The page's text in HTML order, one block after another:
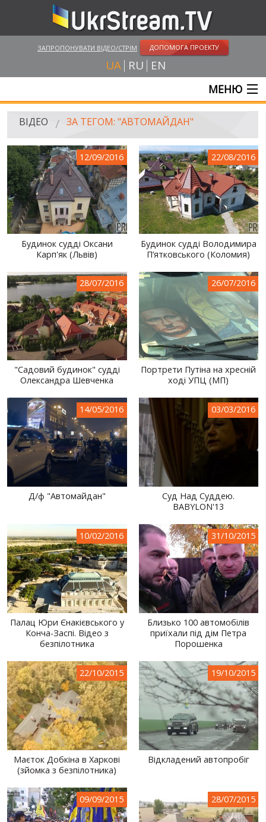
ЗАПРОПОНУВАТИ ВІДЕО/СТРІМ ДОПОМОГА ПРОЕКТУ
UA RU EN
МЕНЮ
ГОЛОВНА
ВІДЕО
UKRSTREAM.TV
ВІДЕО ЗМІ
АМАТОРСЬКЕ ВІДЕО
ХУДОЖНІ ТА ДОКУМЕНТАЛЬНІ ПРОЕКТИ
СВІТ ПРО УКРАЇНУ
ПУБЛІЧНІ ЛЮДИ
РОСІЙСЬКО-УКРАЇНСЬКА ВІЙНА
"WINTER ON FIRE"
ХРОНОЛОГІЯ ЄВРОМАЙДАНУ
ПОСЛУГИ
ВІДЕО ЗА ТЕГОМ: "АВТОМАЙДАН"
12/09/2016
Будинок судді Оксани
Карп'як (Львів)
22/08/2016
Будинок судді Володимира
П’ятковського (Коломия)
28/07/2016
"Садовий будинок" судді
Олександра Шевченка
26/07/2016
Портрети Путіна на хресній
ході УПЦ (МП)
14/05/2016
Д/ф "Автомайдан"
03/03/2016
Суд Над Суддею.
BABYLON'13
10/02/2016
Палац Юри Єнакієвського у
Конча-Заспі. Відео з
безпілотника
31/10/2015
Близько 100 автомобілів
приїхали під дім Петра
Порошенка
22/10/2015
Маєток Добкіна в Харкові
(зйомка з безпілотника)
19/10/2015
Відкладений автопробіг
09/09/2015 28/07/2015